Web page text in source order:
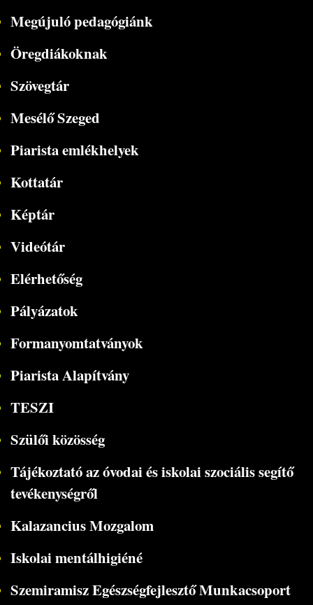
Megújuló pedagógiánk
Öregdiákoknak
Szövegtár
Mesélő Szeged
Piarista emlékhelyek
Kottatár
Képtár
Videótár
Elérhetőség
Pályázatok
Formanyomtatványok
Piarista Alapítvány
TESZI
Szülői közösség
Tájékoztató az óvodai és iskolai szociális segítő
tevékenységről
Kalazancius Mozgalom
Iskolai mentálhigiéné
Szemiramisz Egészségfejlesztő Munkacsoport